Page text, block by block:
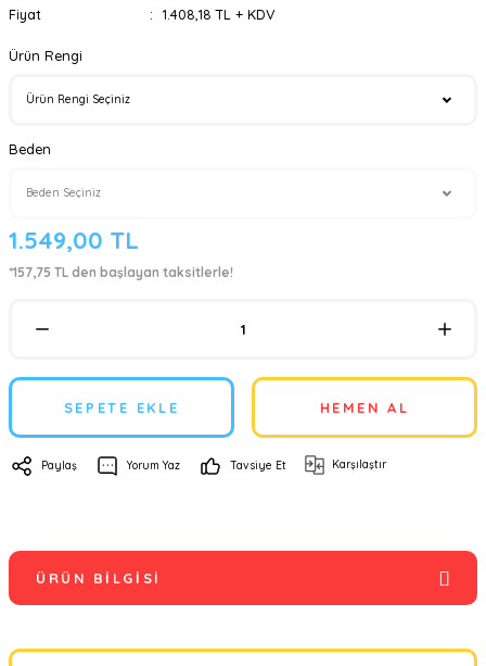
Fiyat
1.408,18 TL + KDV
Ürün Rengi
Beden
1.549,00 TL
*157,75 TL den başlayan taksitlerle!
SEPETE EKLE HEMEN AL
Paylaş Yorum Yaz Tavsiye Et Karşılaştır
ÜRÜN BILGISI